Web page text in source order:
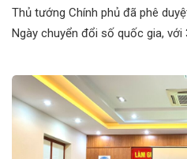
Thủ tướng Chính phủ đã phê
Ngày chuyển đổi số quốc gia, với